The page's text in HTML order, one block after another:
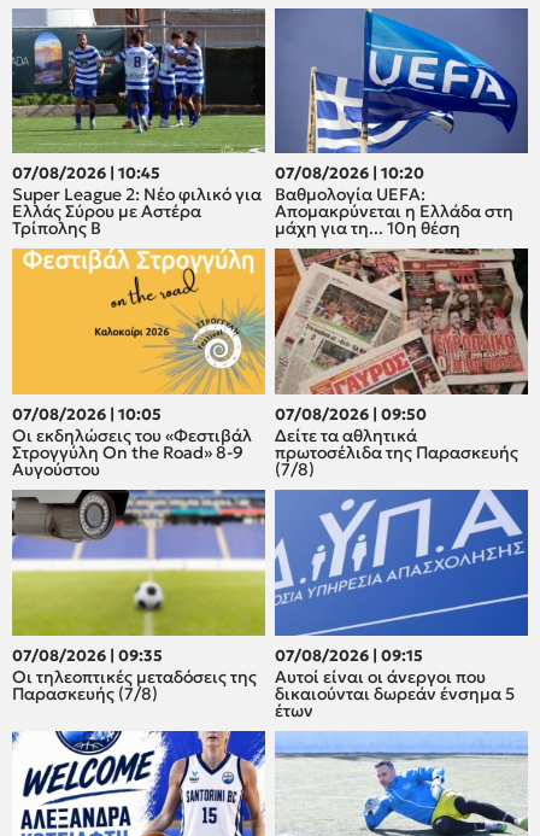
07/08/2026 | 10:45
Super League 2: Νέο φιλικό για
Ελλάς Σύρου με Αστέρα
Τρίπολης Β
07/08/2026 | 10:20
Βαθμολογία UEFA:
Απομακρύνεται η Ελλάδα στη
μάχη για τη... 10η θέση
07/08/2026 | 10:05
Οι εκδηλώσεις του «Φεστιβάλ
Στρογγύλη On the Road» 8-9
Αυγούστου
07/08/2026 | 09:50
Δείτε τα αθλητικά
πρωτοσέλιδα της Παρασκευής
(7/8)
07/08/2026 | 09:35
Οι τηλεοπτικές μεταδόσεις της
Παρασκευής (7/8)
07/08/2026 | 09:15
Αυτοί είναι οι άνεργοι που
δικαιούνται δωρεάν ένσημα 5
έτων